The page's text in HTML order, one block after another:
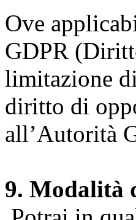
Ove
GDPR
limitazione
diritto di
all’Autorità
9. Modalità